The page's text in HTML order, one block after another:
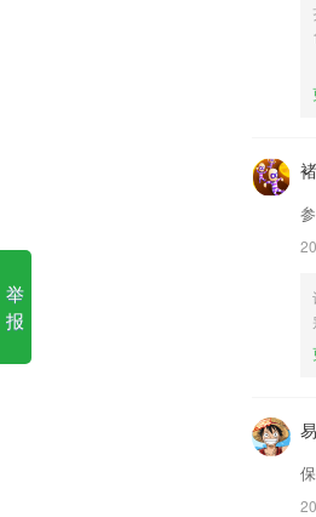
6,每天
爱博
1.统计
3.学生
4.测试
5.创造
爱博
青年服
修复苹
新版本
举
报